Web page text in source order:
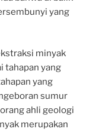
yang
minyak
tahapan yang
yang
sumur
ahli geologi
merupakan